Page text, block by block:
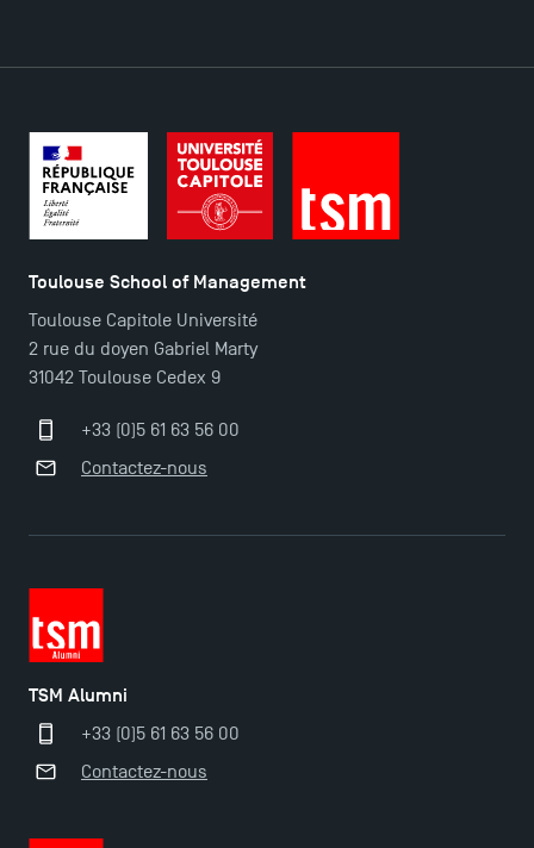
Toulouse School of Management
Toulouse Capitole Université
2 rue du doyen Gabriel Marty
31042 Toulouse Cedex 9
+33 (0)5 61 63 56 00
Contactez-nous
TSM Alumni
+33 (0)5 61 63 56 00
Contactez-nous